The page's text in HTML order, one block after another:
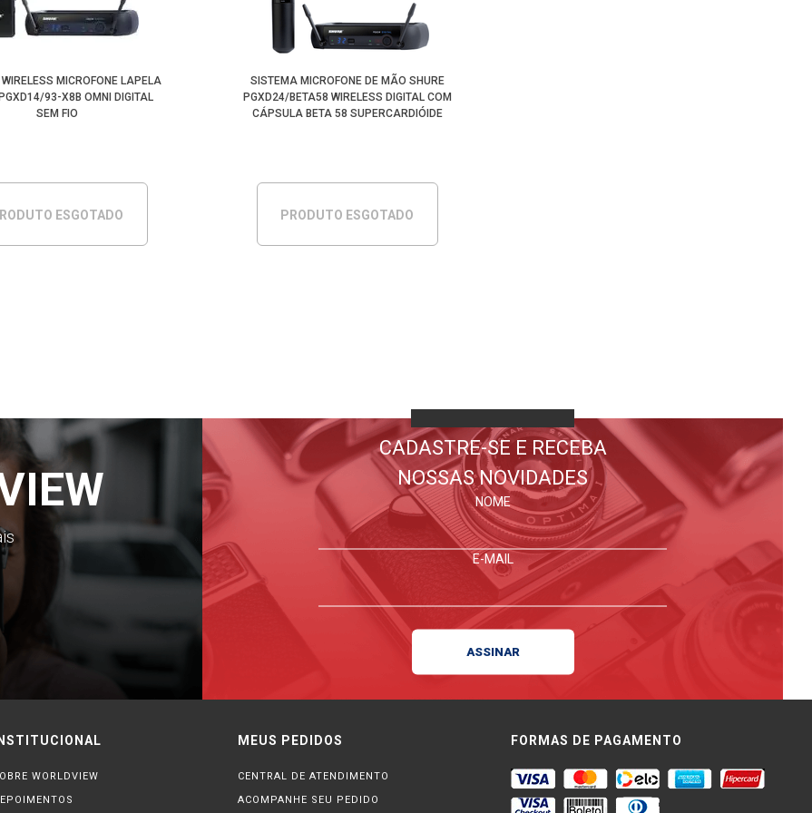
MICROFONE LAPELA
93-X8B OMNI DIGITAL
SEM FIO
ESGOTADO
SISTEMA MICROFONE DE MÃO SHURE
PGXD24/BETA58 WIRELESS DIGITAL COM
CÁPSULA BETA 58 SUPERCARDIÓIDE
PRODUTO ESGOTADO
CADASTRE-SE E RECEBA
NOSSAS NOVIDADES
NOME
E-MAIL
INSTITUCIONAL
WORLDVIEW
MEUS PEDIDOS
CENTRAL DE ATENDIMENTO
ACOMPANHE SEU PEDIDO
FORMAS DE PAGAMENTO